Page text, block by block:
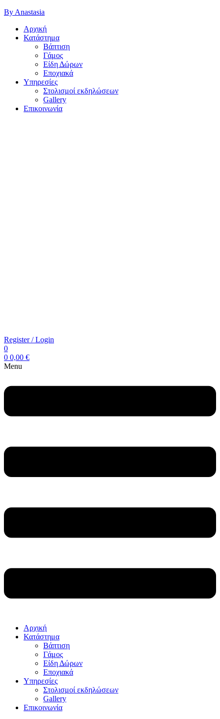
By Anastasia
Αρχική
Κατάστημα
Βάπτιση
Γάμος
Είδη Δώρων
Εποχιακά
Υπηρεσίες
Στολισμοί εκδηλώσεων
Gallery
Επικοινωνία
Register / Login
0
0 0,00 €
Menu
Αρχική
Κατάστημα
Βάπτιση
Γάμος
Είδη Δώρων
Εποχιακά
Υπηρεσίες
Στολισμοί εκδηλώσεων
Gallery
Επικοινωνία